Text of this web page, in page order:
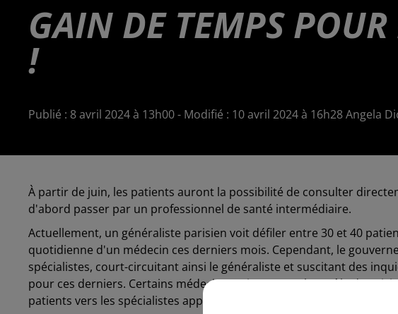
GAIN DE TEMPS
!
Publié : 8 avril 2024 à 13h00 - Modifié : 10 avril 2024 à 16h28 Angela
À partir de juin, les patients auront la possibilité de consulter
d'abord passer par un professionnel de santé intermédiaire.
Actuellement, un généraliste parisien voit défiler entre 30 et 40
quotidienne d'un médecin ces derniers mois. Cependant, le
spécialistes, court-circuitant ainsi le généraliste et suscitant des
pour ces derniers. Certains médecins estiment que leur rôle de
patients vers les spécialistes appropriés en fonction de leurs